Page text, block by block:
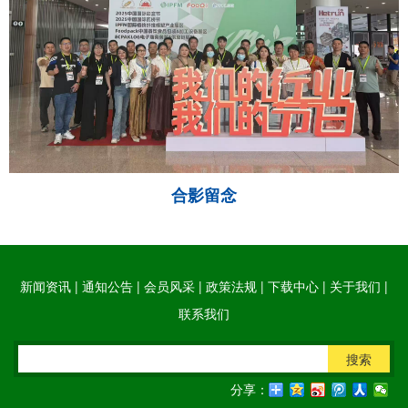
合影留念
新闻资讯 | 通知公告 | 会员风采 | 政策法规 | 下载中心 | 关于我们 |
联系我们
搜索
分享：